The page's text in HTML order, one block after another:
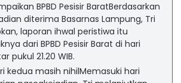
BPBD Pesisir BaratBerdasarkan
diterima Basarnas Lampung, Tri
laporan ihwal peristiwa itu
dari BPBD Pesisir Barat di hari
pukul 21.20 WIB.
kedua masih nihilMemasuki hari